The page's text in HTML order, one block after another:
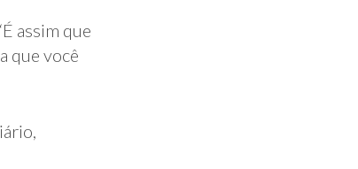
assim que
que você